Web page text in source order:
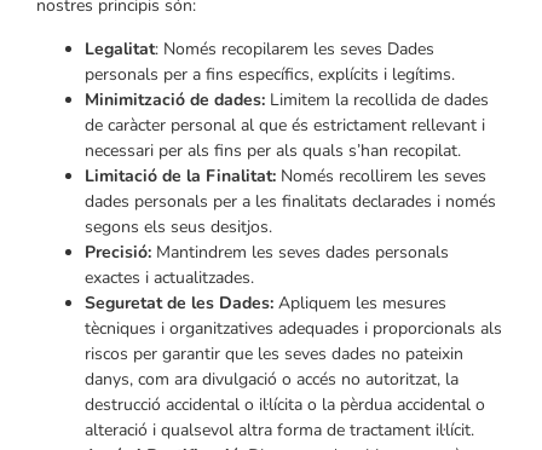
nostres principis són:
Legalitat: Només recopilarem les seves Dades
personals per a fins específics, explícits i legítims.
Minimització de dades: Limitem la recollida de dades
de caràcter personal al que és estrictament rellevant i
necessari per als fins per als quals s’han recopilat.
Limitació de la Finalitat: Només recollirem les seves
dades personals per a les finalitats declarades i només
segons els seus desitjos.
Precisió: Mantindrem les seves dades personals
exactes i actualitzades.
Seguretat de les Dades: Apliquem les mesures
tècniques i organitzatives adequades i proporcionals als
riscos per garantir que les seves dades no pateixin
danys, com ara divulgació o accés no autoritzat, la
destrucció accidental o il·lícita o la pèrdua accidental o
alteració i qualsevol altra forma de tractament il·lícit.